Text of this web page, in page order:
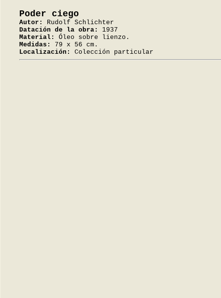
Poder ciego
Autor:
Rudolf Schlichter
Datación de la obra:
1937
Material:
Óleo sobre lienzo.
Medidas:
79 x 56 cm.
Localización:
Colección particular